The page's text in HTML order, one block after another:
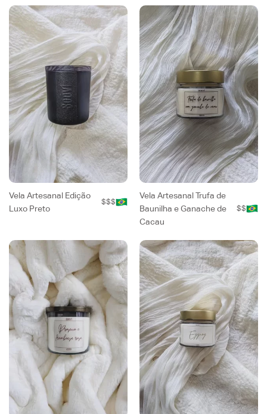
Vela Artesanal Edição
Luxo Preto
$$$
Vela Artesanal Trufa de
Baunilha e Ganache de
Cacau
$$